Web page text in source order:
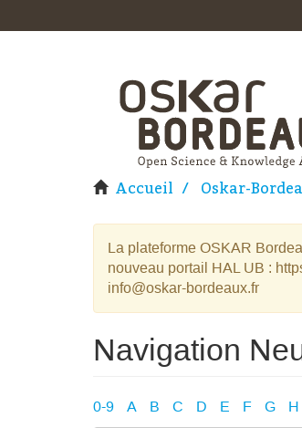
Accueil Oskar-
La plateforme OSKAR
nouveau portail HAL UB :
info@oskar-bordeaux.fr
Navigation
0-9 A B C D E F G H